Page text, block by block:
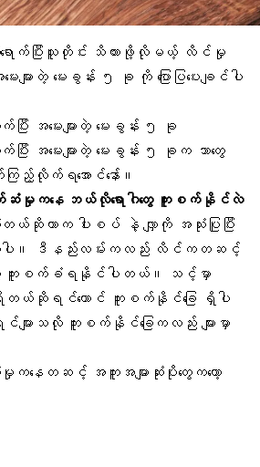
ောက်ပြီးသူတိုင်း သိထားဖို့လိုမယ့် လိင်မှု
များတဲ့ မေးခွန်း ၅ ခု ကို ပြောပြပေးချင်ပါ
အမေးများတဲ့ မေးခွန်း ၅ ခု
အမေးများတဲ့ မေးခွန်း ၅ ခုက ဘာတွေ
ည့်လိုက်ရအောင်နော်။
မှုကနေ ဘယ်လိုရောဂါတွေ ကူးစက်နိုင်လဲ
တယ် ဆိုတာက ပါးစပ် နဲ့ လျှာကို အသုံးပြုပြီး
ာ်တာပါ။ ဒီနည်းလမ်းကလည်း လိင်ကတဆင့်
ေ ကူးစက်ခံရနိုင်ပါတယ်။ သင့်မှာ
ယ်ဆိုရင်တောင် ကူးစက်နိုင်ခြေ ရှိပါ
များသလို ကူးစက်နိုင်ခြေကလည်း များမှာ
ေတဆင့် အကူးအများဆုံးပိုးတွေကတော့